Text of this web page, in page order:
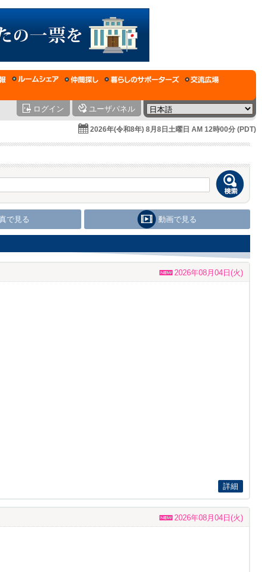
ログイン ユーザパネル
2026年(令和8年) 8月8日土曜日 AM 12時00分 (PDT)
で見る 動画で見る
2026年08月04日(火)
詳細
2026年08月04日(火)